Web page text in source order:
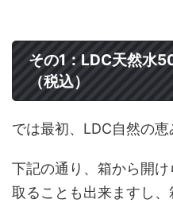
その1：LDC天然水
（税込）
では最初、LDC自然の恵
下記の通り、箱から開
取ることも出来ますし